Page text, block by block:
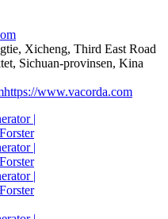
Xicheng, Third East Road
Sichuan-provinsen, Kina
https://www.vacorda.com